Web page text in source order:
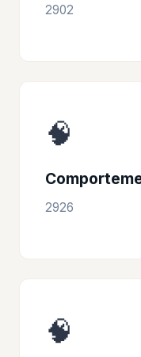
2902
🧠
2926
🧠